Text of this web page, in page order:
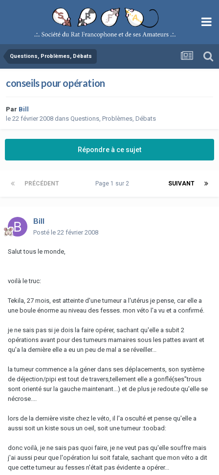
Questions, Problèmes, Débats
conseils pour opération
Par Bill
le 22 février 2008 dans Questions, Problèmes, Débats
Répondre à ce sujet
PRÉCÉDENT SUIVANT
Page 1 sur 2
Bill
Posté le 22 février 2008
Salut tous le monde,
voilà le truc:
Tekila, 27 mois, est atteinte d'une tumeur a l'utérus je pense, car elle a
une boule énorme au niveau des fesses. mon véto l'a vu et a confirmé.
je ne sais pas si je dois la faire opérer, sachant qu'elle a subit 2
opérations avant pour des tumeurs mamaires sous les pattes avant et
qu'a la dernière elle a eu un peu de mal a se réveiller...
la tumeur commence a la géner dans ses déplacements, son système
de déjection/pipi est tout de travers,tellement elle a gonflé(ses"trous
sont orienté sur la gauche maintenant...) et de plus je redoute qu'elle se
nécrose....
lors de la dernière visite chez le véto, il l'a osculté et pense qu'elle a
aussi soit un kiste sous un oeil, soit une tumeur :toobad:
donc voilà, je ne sais pas quoi faire, je ne veut pas qu'elle souffre mais
j'ai aussi peur que l'opération lui soit fatale, sachant que mon véto a dit
que cette tumeur au fesses n'était pas évidente a opérer...